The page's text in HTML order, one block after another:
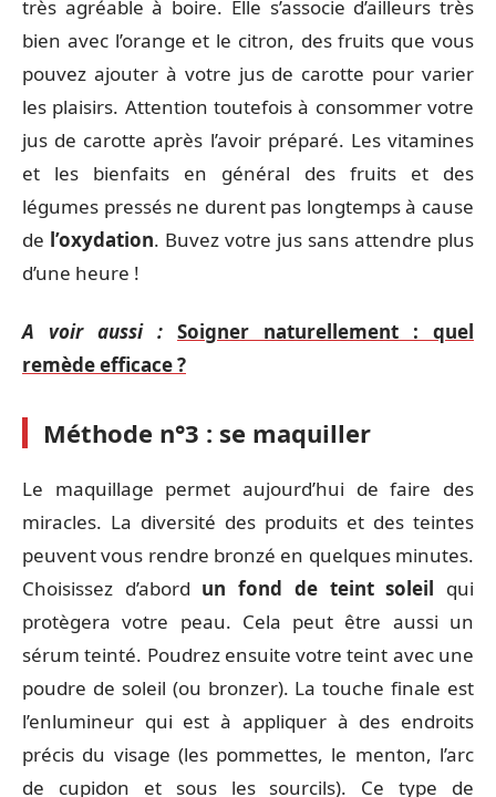
très agréable à boire. Elle s’associe d’ailleurs très
bien avec l’orange et le citron, des fruits que vous
pouvez ajouter à votre jus de carotte pour varier
les plaisirs. Attention toutefois à consommer votre
jus de carotte après l’avoir préparé. Les vitamines
et les bienfaits en général des fruits et des
légumes pressés ne durent pas longtemps à cause
de l’oxydation. Buvez votre jus sans attendre plus
d’une heure !
A voir aussi : Soigner naturellement : quel
remède efficace ?
Méthode n°3 : se maquiller
Le maquillage permet aujourd’hui de faire des
miracles. La diversité des produits et des teintes
peuvent vous rendre bronzé en quelques minutes.
Choisissez d’abord un fond de teint soleil qui
protègera votre peau. Cela peut être aussi un
sérum teinté. Poudrez ensuite votre teint avec une
poudre de soleil (ou bronzer). La touche finale est
l’enlumineur qui est à appliquer à des endroits
précis du visage (les pommettes, le menton, l’arc
de cupidon et sous les sourcils). Ce type de